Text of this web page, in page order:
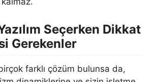
Seçerken Dikkat
Gerekenler
farklı çözüm bulunsa da,